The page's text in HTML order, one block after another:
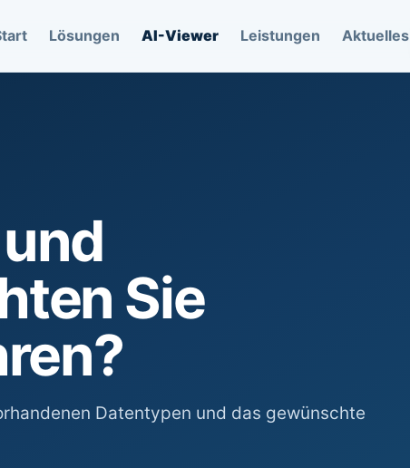
Lösungen AI-Viewer Leistungen Aktuelles
Sie
Datentypen und das gewünschte